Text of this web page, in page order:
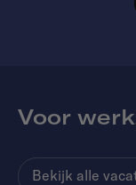
Voor
Bekijk alle